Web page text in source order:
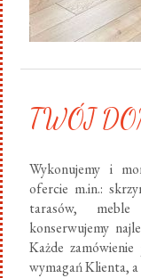
TWÓJ
Wykonujemy i
ofercie m.in.:
tarasów, meble
konserwujemy
Każde
wymagań Klienta,